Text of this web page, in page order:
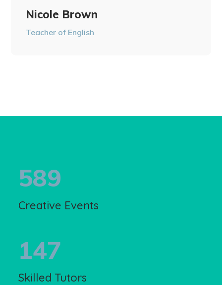
Nicole Brown
Teacher of English
589
Creative Events
147
Skilled Tutors